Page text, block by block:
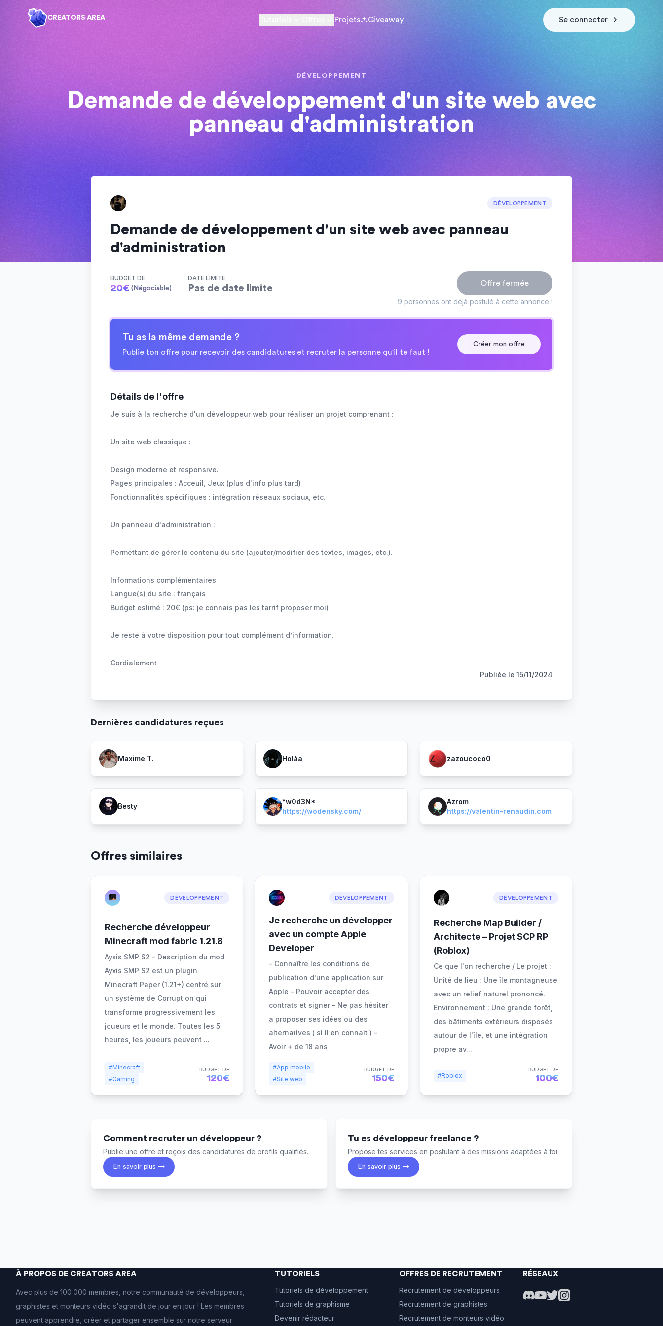
CREATORS AREA Projets Giveaway Se connecter
DÉVELOPPEMENT
Demande de développement d'un site web avec
panneau d'administration
DÉVELOPPEMENT
Demande de développement d'un site web avec panneau
d'administration
BUDGET DE
20€ (Négociable)
DATE LIMITE
Pas de date limite Offre fermée
9 personnes ont déjà postulé à cette annonce !
Tu as la même demande ?
Publie ton offre pour recevoir des candidatures et recruter la personne qu'il te faut !
Créer mon offre
Détails de l'offre
Je suis à la recherche d'un développeur web pour réaliser un projet comprenant :
Un site web classique :
Design moderne et responsive.
Pages principales : Acceuil, Jeux (plus d'info plus tard)
Fonctionnalités spécifiques : intégration réseaux sociaux, etc.
Un panneau d'administration :
Permettant de gérer le contenu du site (ajouter/modifier des textes, images, etc.).
Informations complémentaires
Langue(s) du site : français
Budget estimé : 20€ (ps: je connais pas les tarrif proposer moi)
Je reste à votre disposition pour tout complément d’information.
Cordialement
Publiée le 15/11/2024
Dernières candidatures reçues
Maxime T. Holàa zazoucoco0
Besty
*w0d3N*
https://wodensky.com/
Azrom
https://valentin-renaudin.com
Offres similaires
DÉVELOPPEMENT
Recherche développeur
Minecraft mod fabric 1.21.8
Ayxis SMP S2 – Description du mod
Ayxis SMP S2 est un plugin
Minecraft Paper (1.21+) centré sur
un système de Corruption qui
transforme progressivement les
joueurs et le monde. Toutes les 5
heures, les joueurs peuvent ...
#Minecraft
#Gaming
BUDGET DE
120€
DÉVELOPPEMENT
Je recherche un développer
avec un compte Apple
Developer
- Connaître les conditions de
publication d'une application sur
Apple - Pouvoir accepter des
contrats et signer - Ne pas hésiter
a proposer ses idées ou des
alternatives ( si il en connait ) -
Avoir + de 18 ans
#App mobile
#Site web
BUDGET DE
150€
DÉVELOPPEMENT
Recherche Map Builder /
Architecte – Projet SCP RP
(Roblox)
Ce que l'on recherche / Le projet :
Unité de lieu : Une île montagneuse
avec un relief naturel prononcé.
Environnement : Une grande forêt,
des bâtiments extérieurs disposés
autour de l'île, et une intégration
propre av...
#Roblox
BUDGET DE
100€
Comment recruter un développeur ?
Publie une offre et reçois des candidatures de profils qualifiés.
En savoir plus →
Tu es développeur freelance ?
Propose tes services en postulant à des missions adaptées à toi.
En savoir plus →
À PROPOS DE CREATORS AREA
Avec plus de 100 000 membres, notre communauté de développeurs,
graphistes et monteurs vidéo s'agrandit de jour en jour ! Les membres
peuvent apprendre, créer et partager ensemble sur notre serveur
TUTORIELS
Tutoriels de développement
Tutoriels de graphisme
Devenir rédacteur
OFFRES DE RECRUTEMENT
Recrutement de développeurs
Recrutement de graphistes
Recrutement de monteurs vidéo
RÉSEAUX